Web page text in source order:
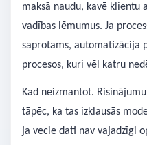
maksā naudu, kavē klientu
vadības lēmumus. Ja
saprotams, automatizācija
procesos, kuri vēl katru
Kad neizmantot.
tāpēc, ka tas izklausās
ja vecie dati nav vajadzīgi